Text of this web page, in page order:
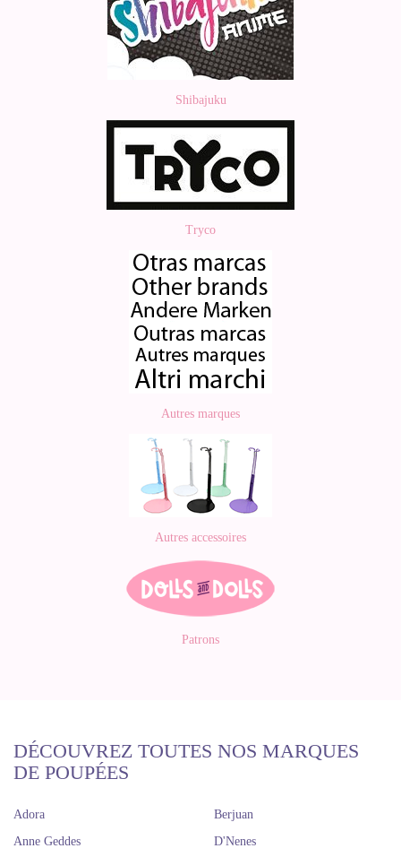
Shibajuku
Tryco
Autres marques
Autres accessoires
Patrons
DÉCOUVREZ TOUTES NOS MARQUES
DE POUPÉES
Adora
Anne Geddes
Berjuan
D'Nenes